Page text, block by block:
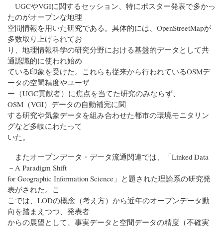
UGCやVGIに関するセッション、特にポスター発表で多かっ
たのがオープンな地理
空間情報を用いた研究である。具体的には、OpenStreetMapが
多数取り上げられてお
り、地理情報科学の研究分野における基盤的データとして共
通認識的に使われ始め
ている印象を受けた。これらも従来から行われているOSMデ
ータの空間精度やユーザ
ー（UGC貢献者）に焦点を当てた研究のみならず、
OSM（VGI）データの自動補完に関
する研究や気象データを組み合わせた都市の環境モニタリン
グなど多岐にわたって
いた。
またオープンデータ・データ流通関連では、「Linked Data
－A Paradigm Shift
for Geographic Information Science」と題された理論系の研究発
表がされた。こ
こでは、LODの概念（考え方）から近年のオープンデータ動
向を踏まえつつ、発表者
からの展望として、事実データと空間データの精度（不確実